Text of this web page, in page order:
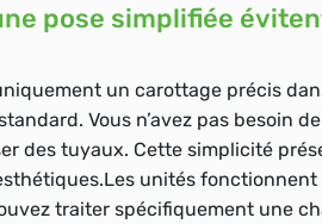
pose simplifiée
un carottage précis
Vous n’avez pas besoin
des tuyaux. Cette simplicité
unités
traiter spécifiquement une